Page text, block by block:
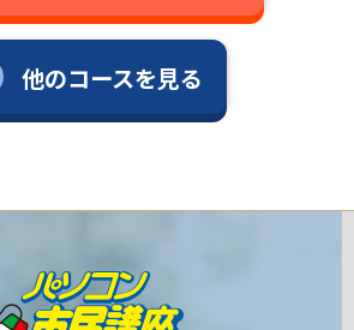
他のコースを見る